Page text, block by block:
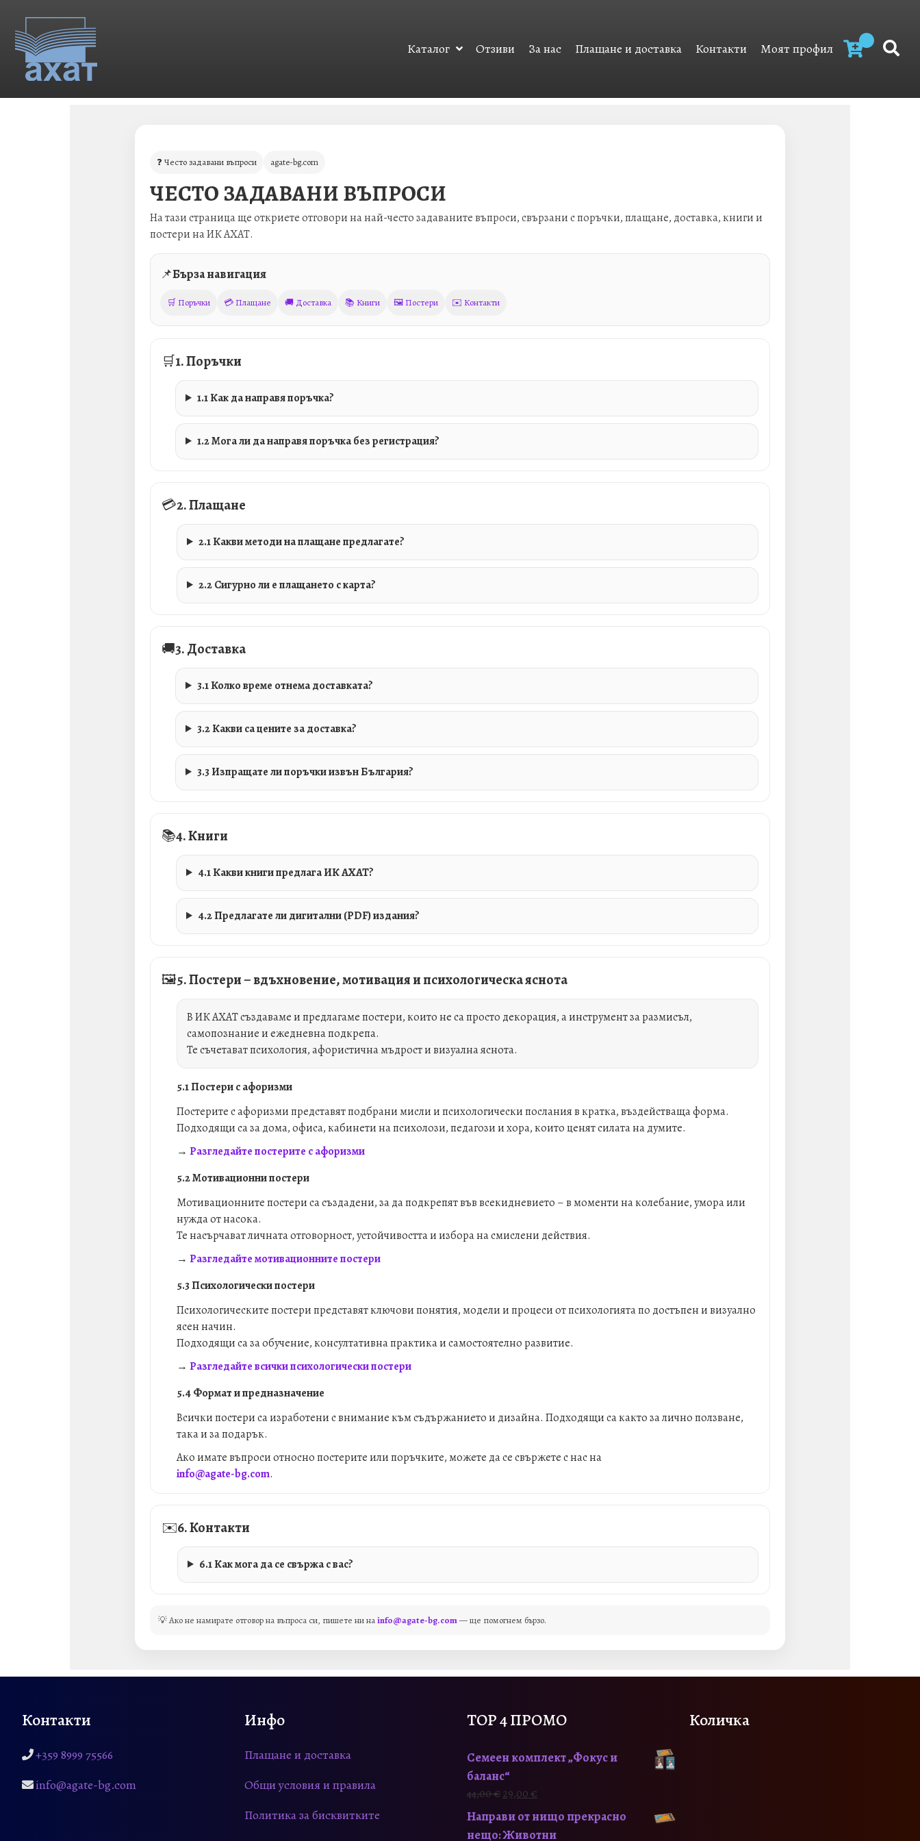
Каталог Отзиви За нас Плащане и доставка Контакти Моят профил
❓ Често задавани въпроси agate-bg.com
ЧЕСТО ЗАДАВАНИ ВЪПРОСИ
На тази страница ще откриете отговори на най-често задаваните въпроси, свързани с поръчки, плащане, доставка, книги и
постери на ИК АХАТ.
📌Бърза навигация
🛒 Поръчки 💳 Плащане 🚚 Доставка 📚 Книги 🖼️ Постери ✉️ Контакти
🛒1. Поръчки
1.1 Как да направя поръчка?
1.2 Мога ли да направя поръчка без регистрация?
💳2. Плащане
2.1 Какви методи на плащане предлагате?
2.2 Сигурно ли е плащането с карта?
🚚3. Доставка
3.1 Колко време отнема доставката?
3.2 Какви са цените за доставка?
3.3 Изпращате ли поръчки извън България?
📚4. Книги
4.1 Какви книги предлага ИК АХАТ?
4.2 Предлагате ли дигитални (PDF) издания?
🖼️5. Постери – вдъхновение, мотивация и психологическа яснота
В ИК АХАТ създаваме и предлагаме постери, които не са просто декорация, а инструмент за размисъл,
самопознание и ежедневна подкрепа.
Те съчетават психология, афористична мъдрост и визуална яснота.
5.1 Постери с афоризми
Постерите с афоризми представят подбрани мисли и психологически послания в кратка, въздействаща форма.
Подходящи са за дома, офиса, кабинети на психолози, педагози и хора, които ценят силата на думите.
→ Разгледайте постерите с афоризми
5.2 Мотивационни постери
Мотивационните постери са създадени, за да подкрепят във всекидневието – в моменти на колебание, умора или
нужда от насока.
Те насърчават личната отговорност, устойчивостта и избора на смислени действия.
→ Разгледайте мотивационните постери
5.3 Психологически постери
Психологическите постери представят ключови понятия, модели и процеси от психологията по достъпен и визуално
ясен начин.
Подходящи са за обучение, консултативна практика и самостоятелно развитие.
→ Разгледайте всички психологически постери
5.4 Формат и предназначение
Всички постери са изработени с внимание към съдържанието и дизайна. Подходящи са както за лично ползване,
така и за подарък.
Ако имате въпроси относно постерите или поръчките, можете да се свържете с нас на
info@agate-bg.com.
✉️6. Контакти
6.1 Как мога да се свържа с вас?
💡 Ако не намирате отговор на въпроса си, пишете ни наinfo@agate-bg.com— ще помогнем бързо.
Контакти
+359 8999 75566
info@agate-bg.com
Инфо
Плащане и доставка
Общи условия и правила
Политика за бисквитките
TOP 4 ПРОМО
Семеен комплект „Фокус и
баланс“
44,00€29,00 €
Направи от нищо прекрасно
нещо: Животни
Количка